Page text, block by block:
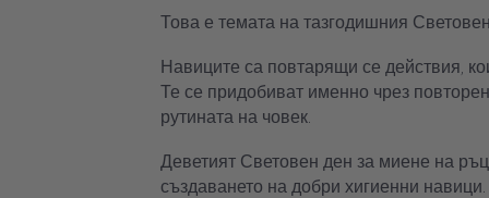
Това е темата на тазгодишния
Навиците са повтарящи се действия,
Те се придобиват именно чрез
рутината на човек.
Деветият Световен ден за миене на
създаването на добри хигиенни